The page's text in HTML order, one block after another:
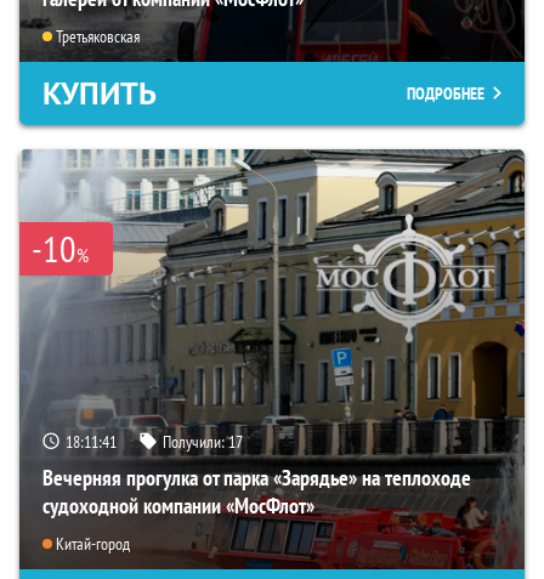
Третьяковская
КУПИТЬ ПОДРОБНЕЕ
-10%
18:11:40 Получили:17
Вечерняя прогулка от парка «Зарядье» на теплоходе
судоходной компании «МосФлот»
Китай-город